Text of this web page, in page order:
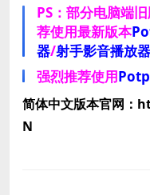
PS：部分电脑端
荐使用最新版本
器/射手影音播放器
强烈推荐使用
简体中文版本官网
N